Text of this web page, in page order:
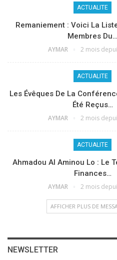
ACTUALITE
Remaniement : Voici La
Membres Du…
AYMAR 2 mois
ACTUALITE
Les Évêques De La
Été Reçus…
AYMAR 2 mois
ACTUALITE
Ahmadou Al Aminou Lo : Le
Finances…
AYMAR 2 mois
AFFICHER PLUS DE
NEWSLETTER